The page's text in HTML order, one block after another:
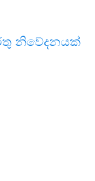
රතු නිවේදනයක්